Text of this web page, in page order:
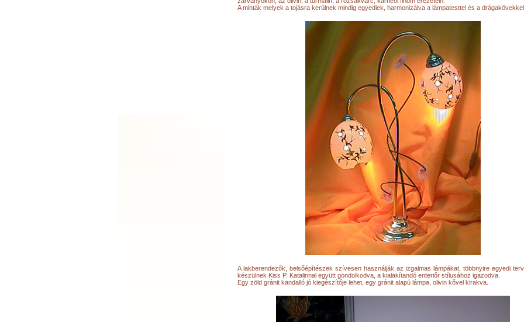
A minták melyek a tojásra kerülnek mindig egyediek, harmonizálva a lámpatesttel és a drágakövekkel.
A lakberendezők, belsőépítészek szívesen használják az izgalmas lámpákat, többnyire egyedi
készülnek Kiss P. Katalinnal együtt gondolkodva, a kialakítandó enteriőr stílusához igazodva.
Egy zöld gránit kandalló jó kiegészítője lehet, egy gránit alapú lámpa, olivin kővel kirakva.